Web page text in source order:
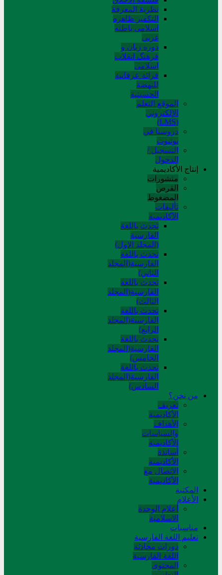
نظریة المعرفة
التکفیر ظاهره
اسلامی باطنه
غربی
دوره زبان و
فرهنگ انقلاب
اسلامی
قرائة عرفانیة
للنهضة
الحسینیة
الموقع التعلم
الإلکتروني
(LMS)
دروسنا في
يوتيوب
التسجيل /
الدخول
إنتاج الأكاديمية
منشورات
القرص
المضغوط
تألیفات
الآکادیمیة
تحدث باللغة
الفارسية
(المجلد الاول)
تحدث باللغة
الفارسية(المجلد
الثاني)
تحدث باللغة
الفارسية(المجلد
الثالث)
تحدث باللغة
الفارسية(المجلد
الرابع)
تحدث باللغة
الفارسية(المجلد
الخامس)
تحدث باللغة
الفارسية(المجلد
السادس)
من نحن؟
تعريف
الأكاديمية
الأهداف
والسياسات
الأكاديمية
أساتذة
الأكاديمية
الاتصال مع
الأكاديمية
المکتبة
الأعلام
أعلام الوحدة
الاسلامية
مناسبات
تعلیم اللغة الفارسیة
دورات محادثة
اللغة الفارسیة
المحتوی